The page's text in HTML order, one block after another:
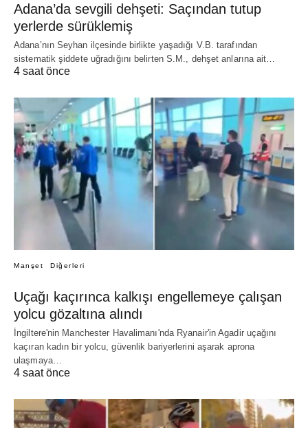
Adana’da sevgili dehşeti: Saçından tutup
yerlerde sürüklemiş
Adana’nın Seyhan ilçesinde birlikte yaşadığı V.B. tarafından
sistematik şiddete uğradığını belirten S.M., dehşet anlarına ait…
4 saat önce
Manşet Diğerleri
Uçağı kaçırınca kalkışı engellemeye çalışan
yolcu gözaltına alındı
İngiltere'nin Manchester Havalimanı'nda Ryanair'in Agadir uçağını
kaçıran kadın bir yolcu, güvenlik bariyerlerini aşarak aprona
ulaşmaya…
4 saat önce